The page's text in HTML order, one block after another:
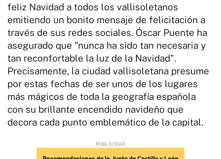
feliz Navidad a todos los vallisoletanos
emitiendo un bonito mensaje de felicitación a
través de sus redes sociales. Óscar Puente ha
asegurado que "nunca ha sido tan necesaria y
tan reconfortable la luz de la Navidad".
Precisamente, la ciudad vallisoletana presume
por estas fechas de ser unos de los lugares
más mágicos de toda la geografía española
con su brillante encendido navideño que
decora cada punto emblemático de la capital.